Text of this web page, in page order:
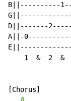
B||----------
D||-------
A||-
1  &  2  &
[Chorus]